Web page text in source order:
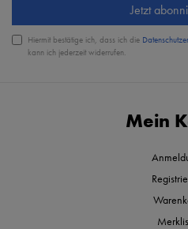
Mein
Jetzt
Hiermit bestätige ich, dass ich die
kann ich jederzeit widerrufen.